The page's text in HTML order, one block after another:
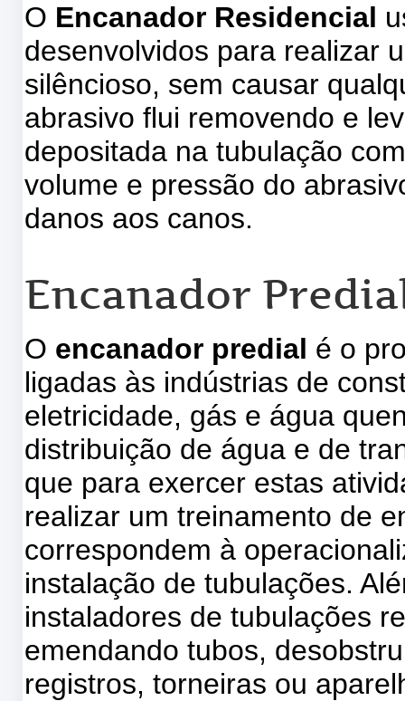
O Encanador Residencial
desenvolvidos para realizar
silêncioso, sem causar
abrasivo flui removendo e
depositada na tubulação
volume e pressão do
danos aos canos.
Encanador
O encanador predial é o
ligadas às indústrias de
eletricidade, gás e água
distribuição de água e de
que para exercer estas
realizar um treinamento de
correspondem à
instalação de tubulações.
instaladores de tubulações
emendando tubos,
registros, torneiras ou